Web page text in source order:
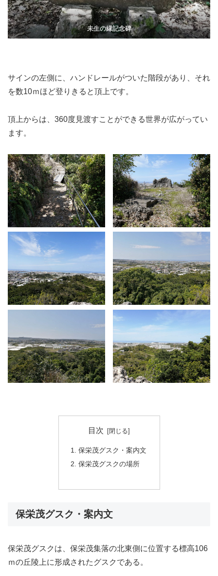
未生の縁記念碑
サインの左側に、ハンドレールがついた階段があり、それ
を数10ｍほど登りきると頂上です。
頂上からは、360度見渡すことができる世界が広がってい
ます。
目次
保栄茂グスク・案内文
保栄茂グスクの場所
保栄茂グスク・案内文
保栄茂グスクは、保栄茂集落の北東側に位置する標高106
ｍの丘陵上に形成されたグスクである。